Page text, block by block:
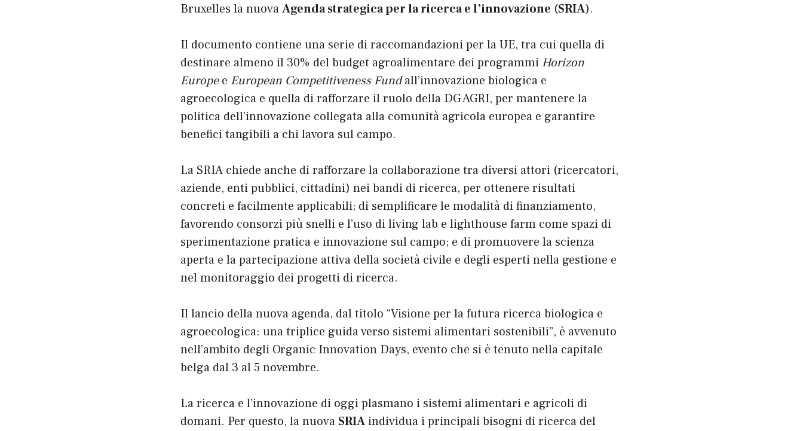
Bruxelles la nuovaAgenda strategica per la ricerca e l’innovazione (SRIA).
Il documento contiene una serie di raccomandazioni per la UE, tra cui quella di
destinare almeno il 30% del budget agroalimentare dei programmi Horizon
Europee European Competitiveness Fundall’innovazione biologica e
agroecologica e quella di rafforzare il ruolo della DG AGRI, per mantenere la
politica dell’innovazione collegata alla comunità agricola europea e garantire
benefici tangibili a chi lavora sul campo.
La SRIA chiede anche di rafforzare la collaborazione tra diversi attori (ricercatori,
aziende, enti pubblici, cittadini) nei bandi di ricerca, per ottenere risultati
concreti e facilmente applicabili; di semplificare le modalità di finanziamento,
favorendo consorzi più snelli e l’uso di living lab e lighthouse farm come spazi di
sperimentazione pratica e innovazione sul campo; e di promuovere la scienza
aperta e la partecipazione attiva della società civile e degli esperti nella gestione e
nel monitoraggio dei progetti di ricerca.
Il lancio della nuova agenda, dal titolo “Visione per la futura ricerca biologica e
agroecologica: una triplice guida verso sistemi alimentari sostenibili”, è avvenuto
nell’ambito degli Organic Innovation Days, evento che si è tenuto nella capitale
belga dal 3 al 5 novembre.
La ricerca e l’innovazione di oggi plasmano i sistemi alimentari e agricoli di
domani. Per questo, la nuova SRIA individua i principali bisogni di ricerca del